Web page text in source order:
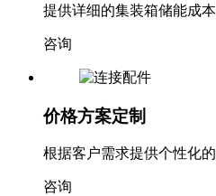
提供详细的集装箱储能成
咨询
价格方案定制
根据客户需求提供个性化
咨询